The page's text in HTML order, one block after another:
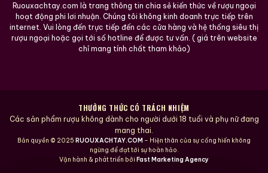
Ruouxachtay.com là trang thông tin chia sẻ kiến thức về rượu ngoại
hoạt động phi lơi nhuận. Chúng tôi không kinh doanh trực tiếp trên
internet. Vui lòng đến trực tiếp đến các cửa hàng và hệ thống siêu thị
rượu ngoại hoặc gọi tới số hotline để được tư vấn. ( giá trên website
chỉ mang tính chất tham khảo)
THƯỞNG THỨC CÓ TRÁCH NHIỆM
Các sản phẩm rượu không dành cho người dưới 18 tuổi và phụ nữ đang
mang thai.
Bản quyền © 2025 RUOUXACHTAY.COM – Hiện thân của sự cống hiến không
ngừng để đạt tới sự hoàn hảo.
Vận hành & phát triển bởi Fast Marketing Agency